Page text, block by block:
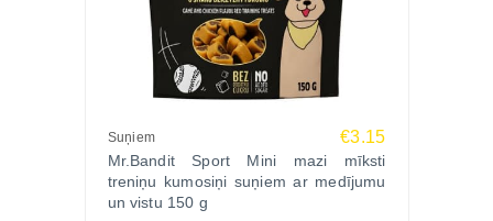
Suņiem €3.15
Mr.Bandit Sport Mini mazi mīksti
treniņu kumosiņi suņiem ar medījumu
un vistu 150 g